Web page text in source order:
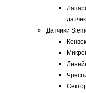
Датчики